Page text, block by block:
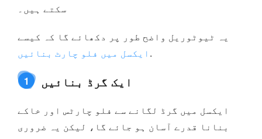
سکتے ہیں۔
یہ ٹیوٹوریل واضح طور پر دکھائے گا کہ کیسے
ایکسل میں فلو چارٹ بنائیں .
1 ایک گرڈ بنائیں
ایکسل میں گرڈ لگانے سے فلو چارٹس اور خاکے
بنانا قدرے آسان ہو جائے گا، لیکن یہ ضروری